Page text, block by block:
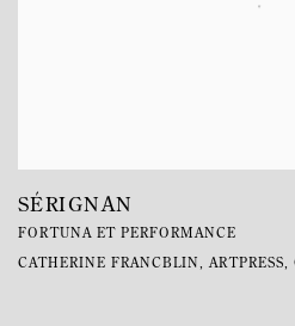
SÉRIGNAN
FORTUNA ET PERFORMANCE
CATHERINE FRANCBLIN, ARTPRESS,